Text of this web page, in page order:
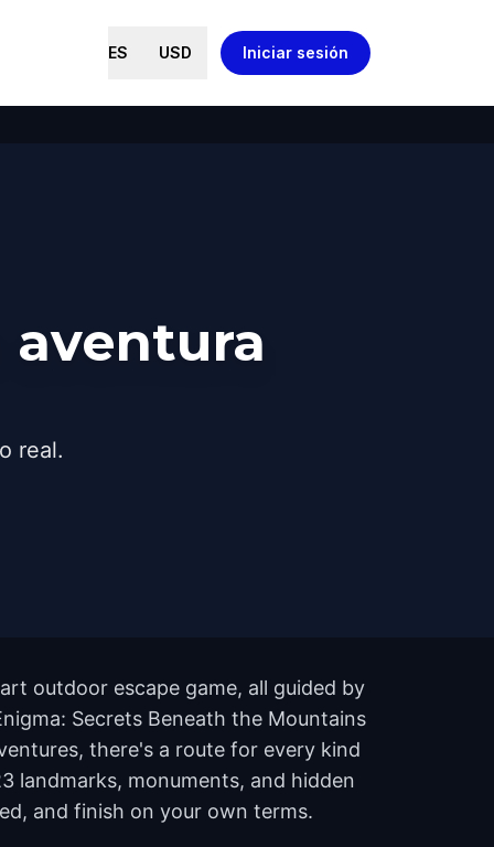
ES USD Iniciar sesión
real.
outdoor escape game, all guided by
Secrets Beneath the Mountains
there's a route for every kind
landmarks, monuments, and hidden
and finish on your own terms.